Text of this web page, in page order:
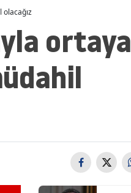
olacağız
ortaya